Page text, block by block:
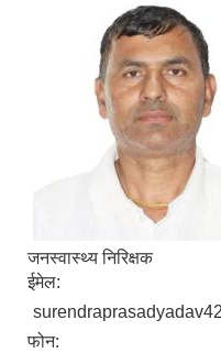
जनस्वास्थ्य निरिक्षक
ईमेल:
फोन: